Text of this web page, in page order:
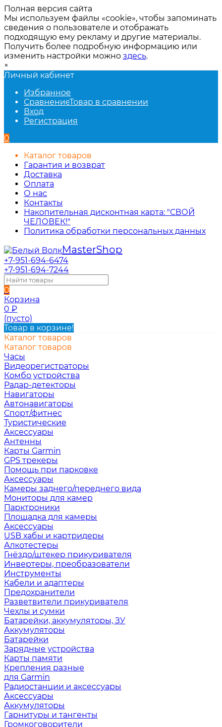
Полная версия сайта
Мы используем файлы «cookie», чтобы запоминать
сведения о пользователе и отображать
подходящую ему рекламу и другие материалы.
Получить более подробную информацию или
изменить настройки можно здесь.
×
Личный кабинет
Избранное
СравнениеТовар в сравнении
Вход
Регистрация
0
Каталог товаров
Гарантия и возврат
Доставка
Оплата
О нас
Контакты
Накопительная дисконтная карта: "СВОЙ
ЧЕЛОВЕК!"
Политика обработки персональных данных
MasterShop
+7-951-694-6474
+7-951-694-7244
0
Корзина
0 ₽
(пусто)
Товар в корзине!
Каталог товаров
Каталог товаров
Часы
Видеорегистраторы
Комбо устройства
Радар-детекторы
Навигаторы
Автонавигаторы
Спорт/фитнес
Туристические
Аксессуары
Антенны
Карты Garmin
GPS трекеры
Помощь при парковке
Аксессуары
Камеры заднего/переднего вида
Мониторы для камер
Парктроники
Площадка для камеры
Аксессуары
USB хабы и картридеры
Алкотестеры
Гнёздо/штекер прикуривателя
Инвертеры, преобразователи
Инструменты
Кабели и адаптеры
Предохранители
Разветвители прикуривателя
Чехлы и сумки
Батарейки, аккумуляторы, ЗУ
Аккумуляторы
Батарейки
Зарядные устройства
Карты памяти
Крепления разные
для Garmin
Радиостанции и аксессуары
Аксессуары
Аккумуляторы
Гарнитуры и тангенты
Громкоговорители